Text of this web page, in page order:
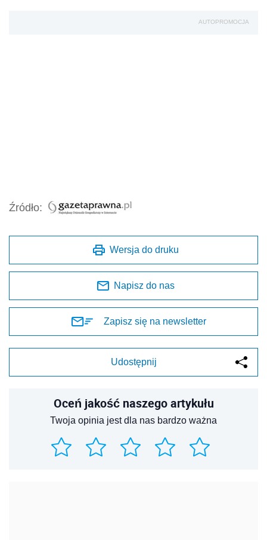
AUTOPROMOCJA
Źródło:
Wersja do druku
Napisz do nas
Zapisz się na newsletter
Udostępnij
Oceń jakość naszego artykułu
Twoja opinia jest dla nas bardzo ważna